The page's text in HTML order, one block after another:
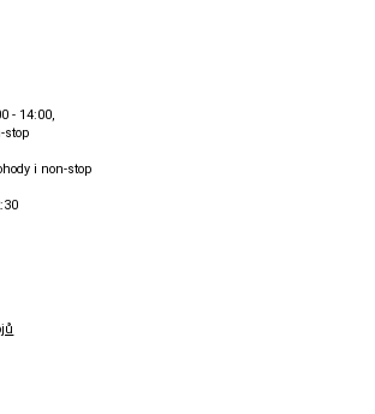
- 14:00,
stop
i non-stop